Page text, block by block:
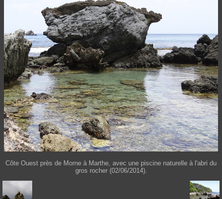
Côte Ouest près de Morne à Marthe, avec une piscine naturelle à l'abri du
gros rocher (02/06/2014).